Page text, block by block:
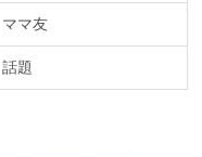
ママ友
話題